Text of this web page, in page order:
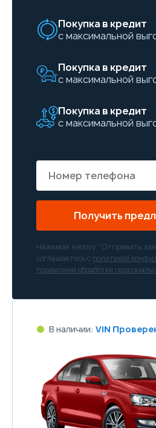
Покупка в кредит
с максимальной
Покупка в кредит
с максимальной
Покупка в кредит
с максимальной
Получить
Нажимая кнопку “Отправить
соглашаетесь с политикой
правилами обработки
В наличии: VIN